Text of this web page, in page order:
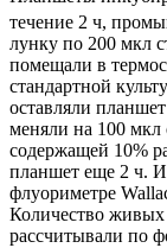
течение 2 ч,
лунку по 200 мкл
помещали в
стандартной
оставляли
меняли на 100 мкл
содержащей 10%
планшет еще 2 ч.
флуориметре
Количество живых
рассчитывали по